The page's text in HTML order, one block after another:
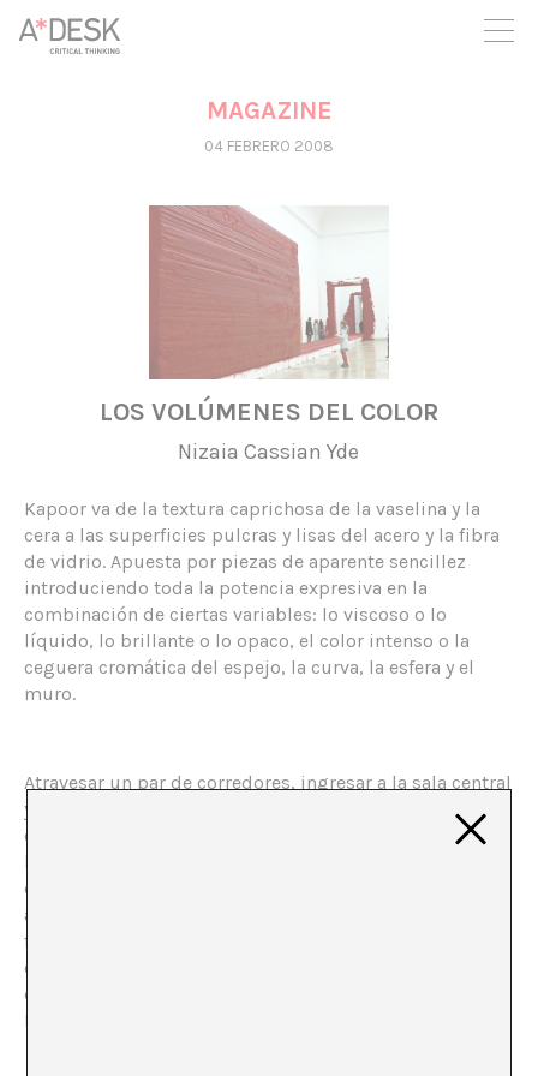
crees también en A*DESK seguimos necesitándote para poder
seguir adelante. Ahora puedes participar del proyecto y
apoyarlo.
MAGAZINE
04 FEBRERO 2008
LOS VOLÚMENES DEL COLOR
Nizaia Cassian Yde
Kapoor va de la textura caprichosa de la vaselina y la
cera a las superficies pulcras y lisas del acero y la fibra
de vidrio. Apuesta por piezas de aparente sencillez
introduciendo toda la potencia expresiva en la
combinación de ciertas variables: lo viscoso o lo
líquido, lo brillante o lo opaco, el color intenso o la
ceguera cromática del espejo, la curva, la esfera y el
muro.
Atravesar un par de corredores, ingresar a la sala central
y ahí nos recibe, un colosal bloque rojo, todo él
contenido en la viscosidad de su materia. El blanco de
los muros y las dimensiones, también monumentales,
del recinto producen un efecto de contraste entre la
aparente asepsia del espacio y la riqueza cromática y
formal de las obras que acoge. El gran bloque
constituye la pieza central de “Svayambh”, exposición
dedicada a la trayectoria del artista Anish Kapoor en la
Haus der Kunst de Munich.